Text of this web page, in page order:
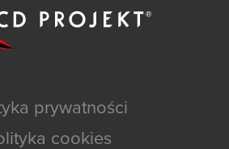
prywatności
cookies